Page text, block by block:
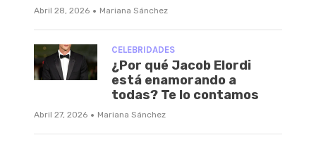
Abril 28, 2026 · Mariana Sánchez
CELEBRIDADES
¿Por qué Jacob Elordi
está enamorando a
todas? Te lo contamos
Abril 27, 2026 · Mariana Sánchez